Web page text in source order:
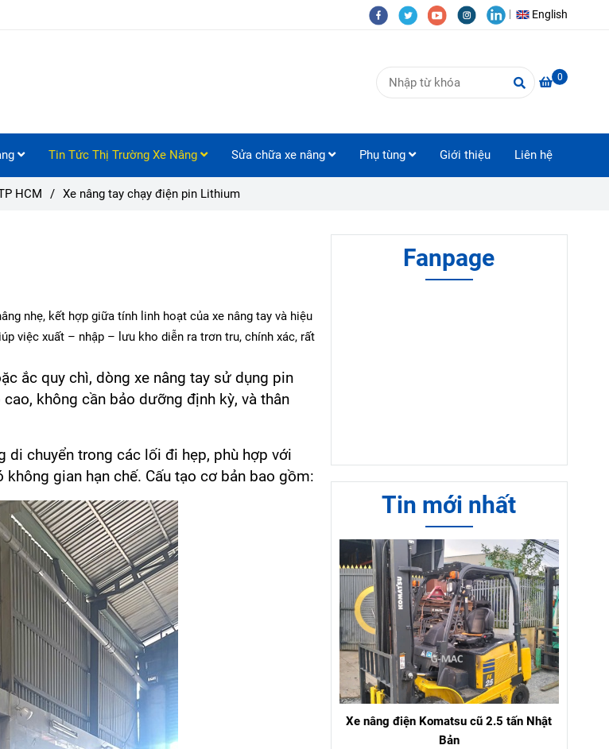
English
0
Tin Tức Thị Trường Xe Nâng Sửa chữa xe nâng Phụ tùng Giới thiệu Liên hệ
HCM / Xe nâng tay chạy điện pin Lithium
nhẹ, kết hợp giữa tính linh hoạt của xe nâng tay và hiệu
việc xuất – nhập – lưu kho diễn ra trơn tru, chính xác, rất
ắc quy chì, dòng xe nâng tay sử dụng pin
không cần bảo dưỡng định kỳ, và thân
di chuyển trong các lối đi hẹp, phù hợp với
gian hạn chế. Cấu tạo cơ bản bao gồm:
Fanpage
Tin mới nhất
Xe nâng điện Komatsu cũ 2.5 tấn Nhật
Bản